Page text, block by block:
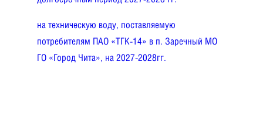
на техническую воду, поставляемую
потребителям ПАО «ТГК-14» в п. Заречный МО
ГО «Город Чита», на 2027-2028гг.